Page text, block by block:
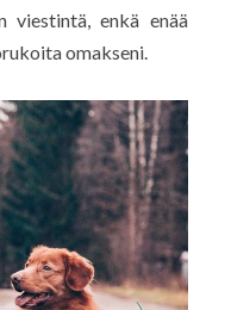
viestintä, enkä enää
omakseni.